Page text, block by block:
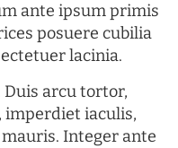
ante ipsum primis
posuere cubilia
lacinia.
arcu tortor,
imperdiet iaculis,
Integer ante